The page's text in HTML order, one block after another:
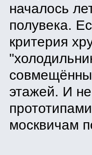
началось
полувека.
критерия
этажей. И
москвичам